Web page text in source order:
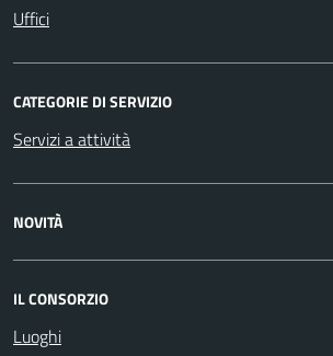
Uffici
CATEGORIE DI SERVIZIO
Servizi a attività
NOVITÀ
IL CONSORZIO
Luoghi